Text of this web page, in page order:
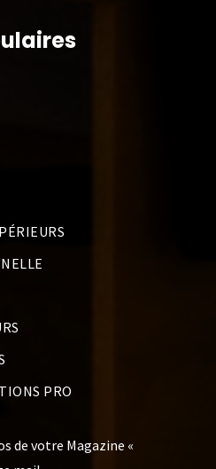
PRO
de votre Magazine «